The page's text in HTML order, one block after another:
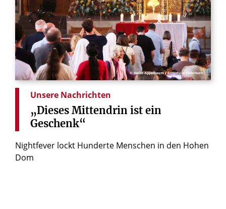
© Heiko Appelbaum / Erzbistum Paderborn
Unsere Nachrichten
„Dieses Mittendrin ist ein
Geschenk“
Nightfever lockt Hunderte Menschen in den Hohen
Dom